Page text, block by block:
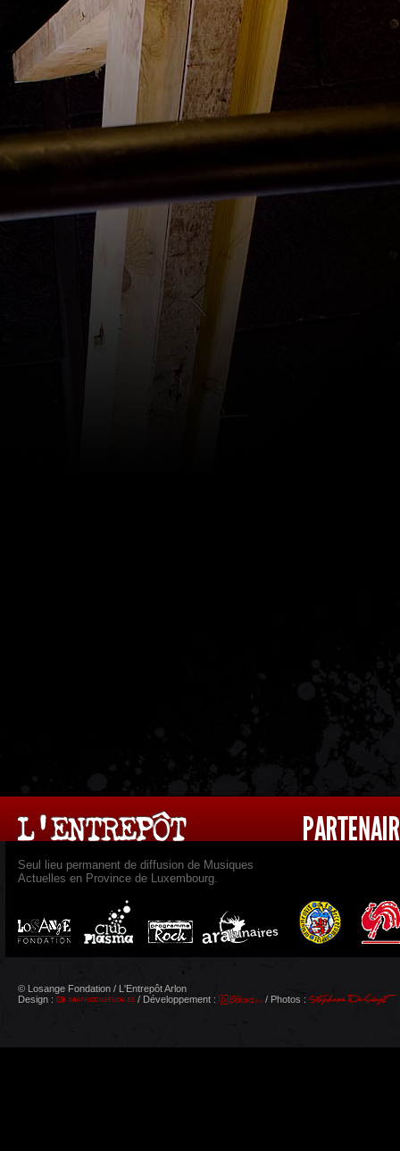
Seul lieu permanent de diffusion de Musiques
Actuelles en Province de Luxembourg.
© Losange Fondation / L'Entrepôt Arlon
Design :
/ Développement : / Photos :